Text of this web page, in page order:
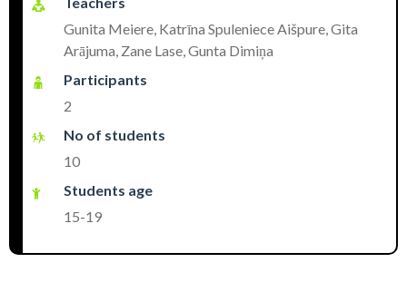
Gunita Meiere, Katrīna Spuleniece Aišpure, Gita
Arājuma, Zane Lase, Gunta Dimiņa
Participants
2
No of students
10
Students age
15-19